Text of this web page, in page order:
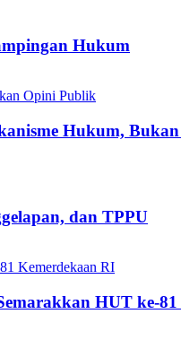
Hukum
Hukum,
dan TPPU
HUT ke-